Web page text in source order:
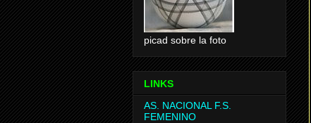
picad sobre la foto
LINKS
AS. NACIONAL F.S.
FEMENINO